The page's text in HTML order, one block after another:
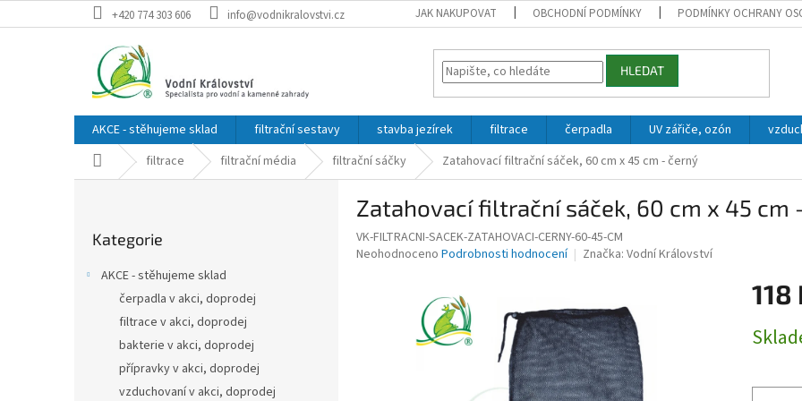
na
+420 774 303 606 info@vodnikralovstvi.cz JAK NAKUPOVAT OBCHODNÍ PODMÍNKY PODMÍNKY OCHRANY
HLEDAT
AKCE - stěhujeme sklad filtrační sestavy stavba jezírek filtrace čerpadla UV zářiče, ozón
Domů filtrace filtrační média filtrační sáčky Zatahovací filtrační sáček, 60 cm x 45 cm - černý
kategorie
Kategorie
AKCE - stěhujeme sklad
čerpadla v akci, doprodej
filtrace v akci, doprodej
bakterie v akci, doprodej
přípravky v akci, doprodej
vzduchovaní v akci, doprodej
Zatahovací filtrační sáček, 60 cm x 45 cm
VK-FILTRACNI-SACEK-ZATAHOVACI-CERNY-60-45-CM
Průměrné
Neohodnoceno Podrobnosti hodnocení Značka: Vodní Království
118
cena: